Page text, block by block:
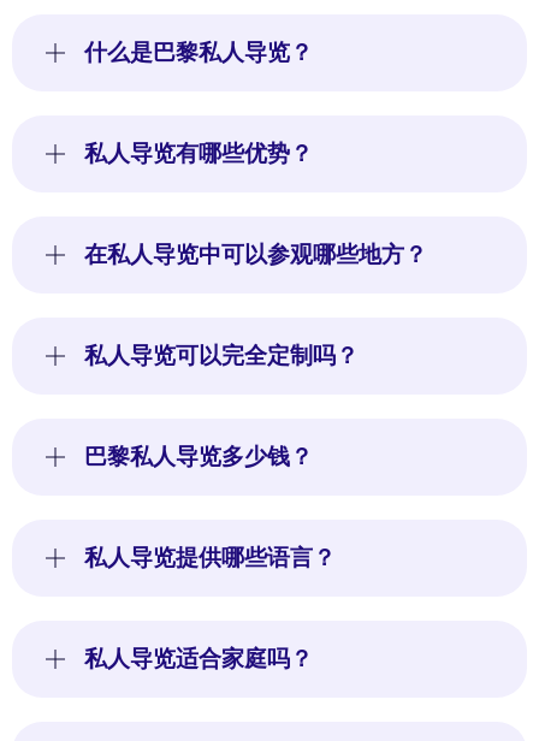
什么是巴黎私人导览？
私人导览有哪些优势？
在私人导览中可以参观哪些地方？
私人导览可以完全定制吗？
巴黎私人导览多少钱？
私人导览提供哪些语言？
私人导览适合家庭吗？